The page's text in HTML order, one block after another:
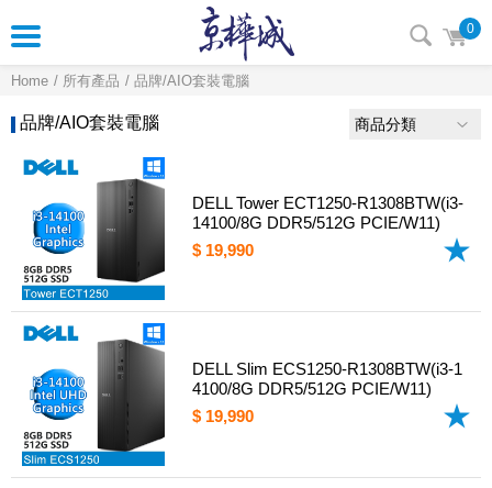
0
Home 所有產品 品牌/AIO套裝電腦
品牌/AIO套裝電腦 商品分類
DELL Tower ECT1250-R1308BTW(i3-
14100/8G DDR5/512G PCIE/W11)
$ 19,990
DELL Slim ECS1250-R1308BTW(i3-1
4100/8G DDR5/512G PCIE/W11)
$ 19,990